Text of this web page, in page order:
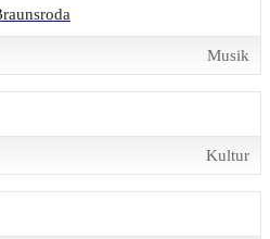
Musik
Kultur